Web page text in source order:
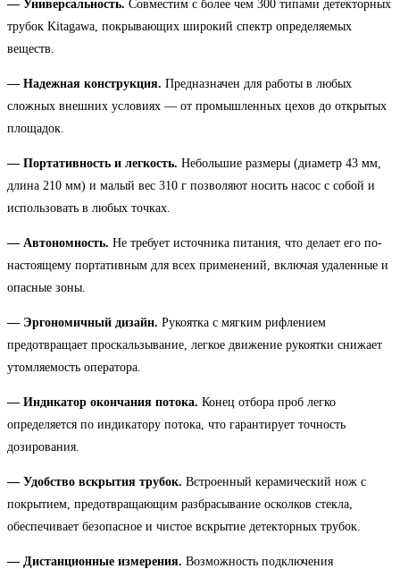
— Универсальность. Совместим с более чем 300 типами детекторных
трубок Kitagawa, покрывающих широкий спектр определяемых
веществ.
— Надежная конструкция. Предназначен для работы в любых
сложных внешних условиях — от промышленных цехов до открытых
площадок.
— Портативность и легкость. Небольшие размеры (диаметр 43 мм,
длина 210 мм) и малый вес 310 г позволяют носить насос с собой и
использовать в любых точках.
— Автономность. Не требует источника питания, что делает его по-
настоящему портативным для всех применений, включая удаленные и
опасные зоны.
— Эргономичный дизайн. Рукоятка с мягким рифлением
предотвращает проскальзывание, легкое движение рукоятки снижает
утомляемость оператора.
— Индикатор окончания потока. Конец отбора проб легко
определяется по индикатору потока, что гарантирует точность
дозирования.
— Удобство вскрытия трубок. Встроенный керамический нож с
покрытием, предотвращающим разбрасывание осколков стекла,
обеспечивает безопасное и чистое вскрытие детекторных трубок.
— Дистанционные измерения. Возможность подключения